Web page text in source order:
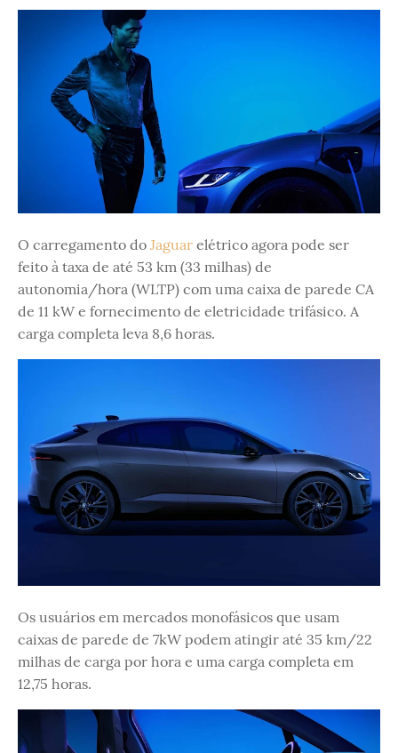
O carregamento do Jaguar elétrico agora pode ser
feito à taxa de até 53 km (33 milhas) de
autonomia/hora (WLTP) com uma caixa de parede CA
de 11 kW e fornecimento de eletricidade trifásico. A
carga completa leva 8,6 horas.
Os usuários em mercados monofásicos que usam
caixas de parede de 7kW podem atingir até 35 km/22
milhas de carga por hora e uma carga completa em
12,75 horas.